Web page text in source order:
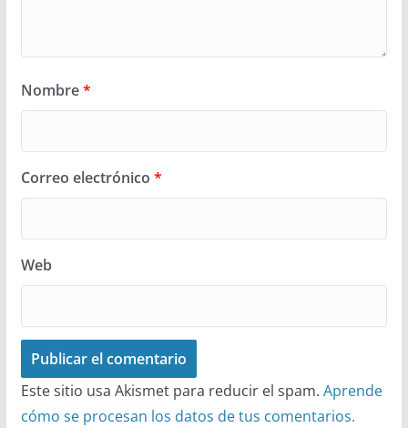
Nombre*
Correo electrónico *
Web
Este sitio usa Akismet para reducir el spam. Aprende
cómo se procesan los datos de tus comentarios.